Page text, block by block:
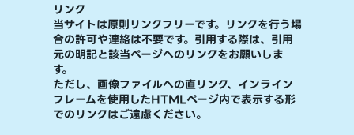
リンク
当サイトは原則リンクフリーです。リンクを行う場
合の許可や連絡は不要です。引用する際は、引用
元の明記と該当ページへのリンクをお願いしま
す。
ただし、画像ファイルへの直リンク、インライン
フレームを使用したHTMLページ内で表示する形
でのリンクはご遠慮ください。